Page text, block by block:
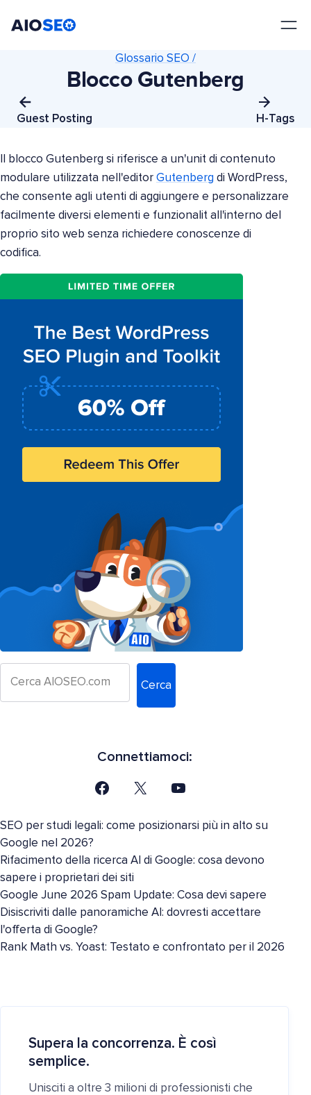
Guest Posting
Glossario SEO /
Blocco Gutenberg
H-Tags
Il blocco Gutenberg si riferisce a un'unit di contenuto
modulare utilizzata nell'editor Gutenberg di WordPress,
che consente agli utenti di aggiungere e personalizzare
facilmente diversi elementi e funzionalit all'interno del
proprio sito web senza richiedere conoscenze di
codifica.
Cerca
Connettiamoci:
SEO per studi legali: come posizionarsi più in alto su
Google nel 2026?
Rifacimento della ricerca AI di Google: cosa devono
sapere i proprietari dei siti
Google June 2026 Spam Update: Cosa devi sapere
Disiscriviti dalle panoramiche AI: dovresti accettare
l'offerta di Google?
Rank Math vs. Yoast: Testato e confrontato per il 2026
Supera la concorrenza. È così
semplice.
Unisciti a oltre 3 milioni di professionisti che